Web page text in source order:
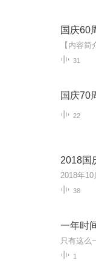
国庆60
31
国庆70
22
2018国
38
一年时
1